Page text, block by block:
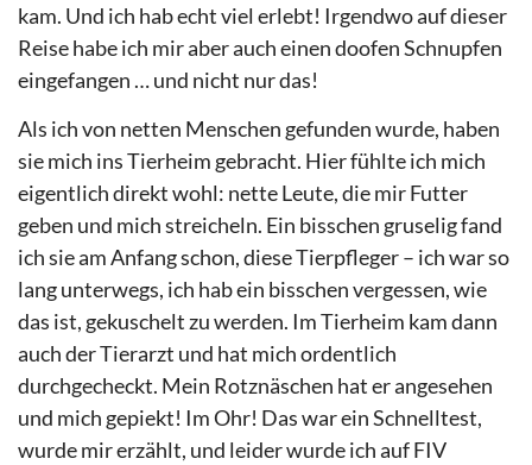
kam. Und ich hab echt viel erlebt! Irgendwo auf dieser
Reise habe ich mir aber auch einen doofen Schnupfen
eingefangen … und nicht nur das!
Als ich von netten Menschen gefunden wurde, haben
sie mich ins Tierheim gebracht. Hier fühlte ich mich
eigentlich direkt wohl: nette Leute, die mir Futter
geben und mich streicheln. Ein bisschen gruselig fand
ich sie am Anfang schon, diese Tierpfleger – ich war so
lang unterwegs, ich hab ein bisschen vergessen, wie
das ist, gekuschelt zu werden. Im Tierheim kam dann
auch der Tierarzt und hat mich ordentlich
durchgecheckt. Mein Rotznäschen hat er angesehen
und mich gepiekt! Im Ohr! Das war ein Schnelltest,
wurde mir erzählt, und leider wurde ich auf FIV